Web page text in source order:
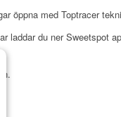
öppna med Toptracer
laddar du ner Sweetspot